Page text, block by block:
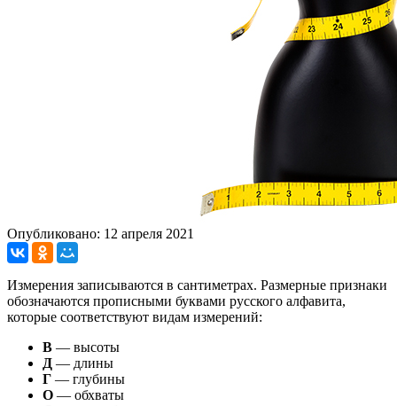
Опубликовано: 12 апреля 2021
Измерения записываются в сантиметрах. Размерные признаки
обозначаются прописными буквами русского алфавита,
которые соответствуют видам измерений:
В — высоты
Д — длины
Г — глубины
О — обхваты